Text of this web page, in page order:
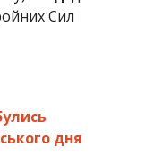
Сил
дня